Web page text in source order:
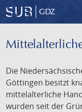
GDZ
Die
Göttingen besitzt
mittelalterliche
wurden seit der